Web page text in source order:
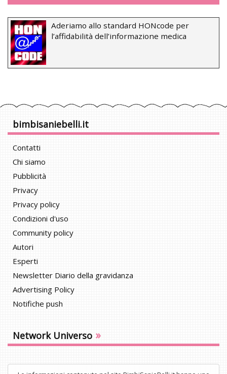
Aderiamo allo standard HONcode per
l’affidabilità dell’informazione medica
bimbisaniebelli.it
Contatti
Chi siamo
Pubblicità
Privacy
Privacy policy
Condizioni d'uso
Community policy
Autori
Esperti
Newsletter Diario della gravidanza
Advertising Policy
Notifiche push
Network Universo »